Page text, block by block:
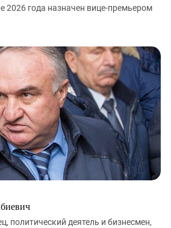
2026 года назначен вице-премьером
политический деятель и бизнесмен,